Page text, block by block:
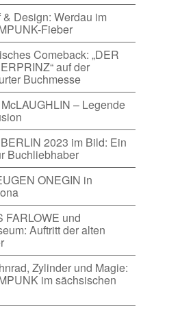
& Design: Werdau im
Fieber
Comeback: „DER
auf der
Buchmesse
– Legende
2023 im Bild: Ein
Buchliebhaber
ONEGIN in
FARLOWE und
Auftritt der alten
Zylinder und Magie:
im sächsischen